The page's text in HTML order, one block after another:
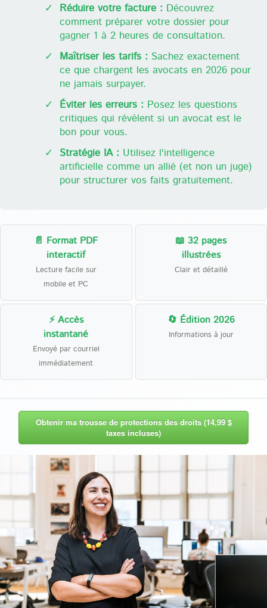
✓ Réduire votre facture : Découvrez
comment préparer votre dossier pour
gagner 1 à 2 heures de consultation.
✓ Maîtriser les tarifs : Sachez exactement
ce que chargent les avocats en 2026 pour
ne jamais surpayer.
✓ Éviter les erreurs : Posez les questions
critiques qui révèlent si un avocat est le
bon pour vous.
✓ Stratégie IA : Utilisez l'intelligence
artificielle comme un allié (et non un juge)
pour structurer vos faits gratuitement.
📄 Format PDF
interactif
Lecture facile sur
mobile et PC
📖 32 pages
illustrées
Clair et détaillé
⚡ Accès
instantané
Envoyé par courriel
immédiatement
🔄 Édition 2026
Informations à jour
Obtenir ma trousse de protections des droits (14,99 $
taxes incluses)